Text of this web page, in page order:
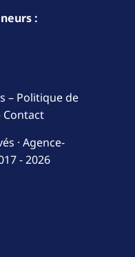
:
– Politique de
Contact
· Agence-
- 2026